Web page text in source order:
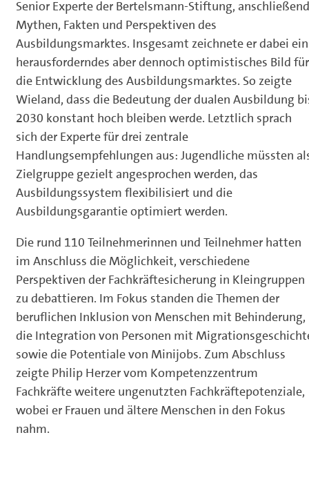
Senior Experte der Bertelsmann-Stiftung, anschließend
Mythen, Fakten und Perspektiven des
Ausbildungsmarktes. Insgesamt zeichnete er dabei ein
herausforderndes aber dennoch optimistisches Bild für
die Entwicklung des Ausbildungsmarktes. So zeigte
Wieland, dass die Bedeutung der dualen Ausbildung
2030 konstant hoch bleiben werde. Letztlich sprach
sich der Experte für drei zentrale
Handlungsempfehlungen aus: Jugendliche müssten
Zielgruppe gezielt angesprochen werden, das
Ausbildungssystem flexibilisiert und die
Ausbildungsgarantie optimiert werden.
Die rund 110 Teilnehmerinnen und Teilnehmer hatten
im Anschluss die Möglichkeit, verschiedene
Perspektiven der Fachkräftesicherung in Kleingruppen
zu debattieren. Im Fokus standen die Themen der
beruflichen Inklusion von Menschen mit Behinderung,
die Integration von Personen mit
sowie die Potentiale von Minijobs. Zum Abschluss
zeigte Philip Herzer vom Kompetenzzentrum
Fachkräfte weitere ungenutzten Fachkräftepotenziale,
wobei er Frauen und ältere Menschen in den Fokus
nahm.